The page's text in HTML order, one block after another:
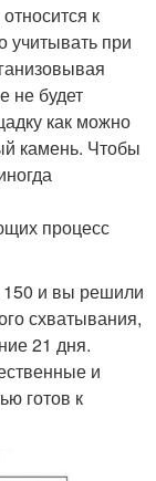
к
учитывать при
не будет
как можно
камень. Чтобы
процесс
150 и вы решили
схватывания,
21 дня.
и
готов к